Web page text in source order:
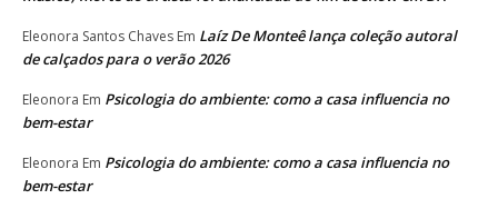
Eleonora Santos Chaves Em Laíz De Monteê lança coleção autoral
de calçados para o verão 2026
Eleonora Em Psicologia do ambiente: como a casa influencia no
bem-estar
Eleonora Em Psicologia do ambiente: como a casa influencia no
bem-estar